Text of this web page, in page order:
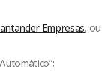
Empresas,